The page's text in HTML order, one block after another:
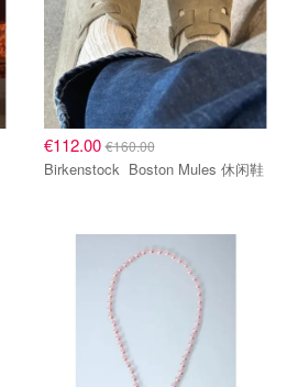
€112.00€160.00
Birkenstock Boston Mules 休闲鞋